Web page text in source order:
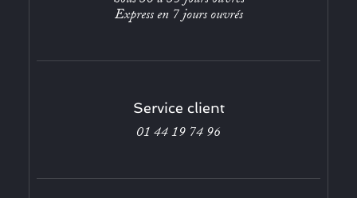
Express en 7 jours ouvrés
Service client
01 44 19 74 96